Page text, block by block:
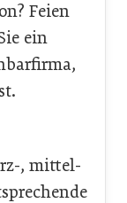
Feien
ein
, mittel-